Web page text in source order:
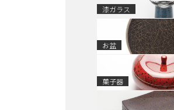
漆ガラス
お盆
菓子器